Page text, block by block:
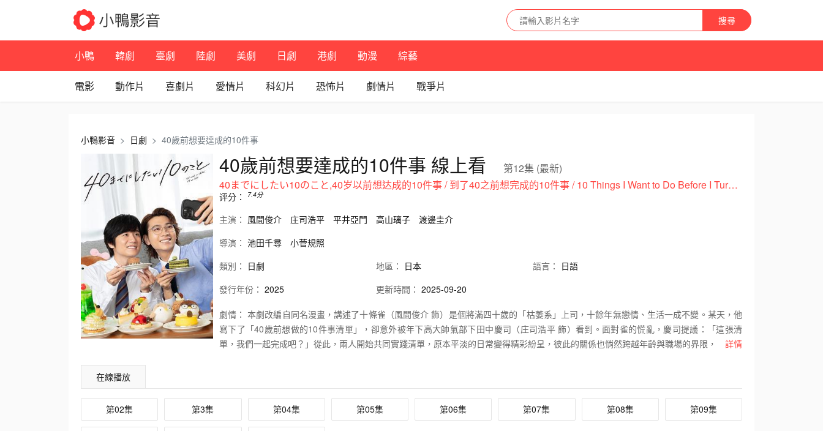
搜尋
小鴨 韓劇 臺劇 陸劇 美劇 日劇 港劇 動漫 綜藝
電影 動作片 喜劇片 愛情片 科幻片 恐怖片 劇情片 戰爭片
小鴨影音 日劇 40歲前想要達成的10件事
40歲前想要達成的10件事 線上看
第12集 (最新)
40までにしたい10のこと,40岁以前想达成的10件事 / 到了40之前想完成的10件事 / 10 Things I Want to Do Before I Turn 40
评分： 7.4分
主演： 風間俊介 庄司浩平 平井亞門 高山璃子
渡邊圭介
導演： 池田千尋
小菅規照
類別： 日劇 地區： 日本 語言： 日語
發行年份： 2025 更新時間： 2025-09-20
劇情： 本劇改編自同名漫畫，講述了十條雀（風間俊介 飾）是個將滿四十歲的「枯萎系」上司，十餘年無戀情、生活一成不變。某天，他
寫下了「40歲前想做的10件事清單」，卻意外被年下高大帥氣部下田中慶司（庄司浩平 飾）看到。面對雀的慌亂，慶司提議：「這張清
單，我們一起完成吧？」從此，兩人開始共同實踐清單，原本平淡的日常變得精彩紛呈，彼此的關係也悄然跨越年齡與職場的界限，展開一
詳情
在線播放
第02集 第3集 第04集 第05集 第06集 第07集 第08集 第09集